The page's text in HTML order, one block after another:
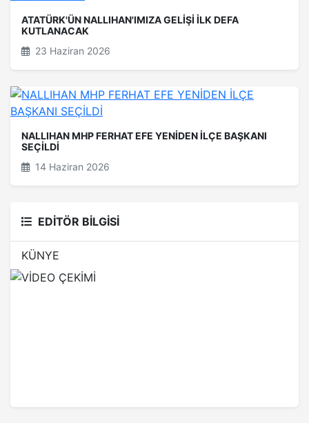
ATATÜRK'ÜN NALLIHAN'IMIZA GELİŞİ İLK DEFA
KUTLANACAK
23 Haziran 2026
NALLIHAN MHP FERHAT EFE YENİDEN İLÇE BAŞKANI
SEÇİLDİ
14 Haziran 2026
EDİTÖR BİLGİSİ
KÜNYE